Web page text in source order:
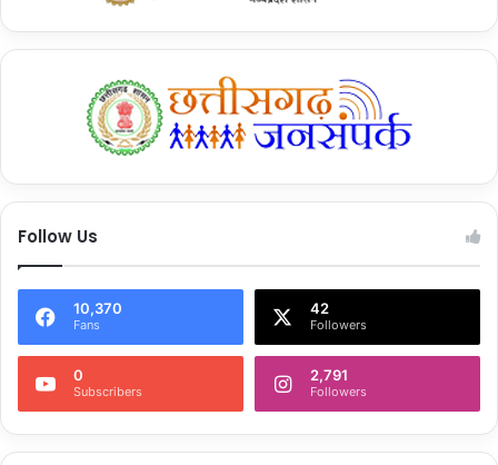
Follow Us
10,370
Fans
42
Followers
0
Subscribers
2,791
Followers